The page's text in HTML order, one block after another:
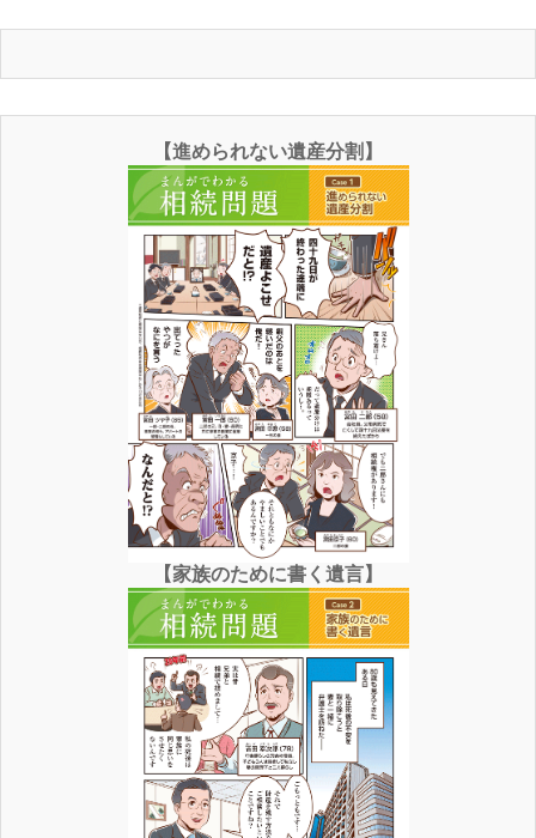
【進められない遺産分割】
【家族のために書く遺言】